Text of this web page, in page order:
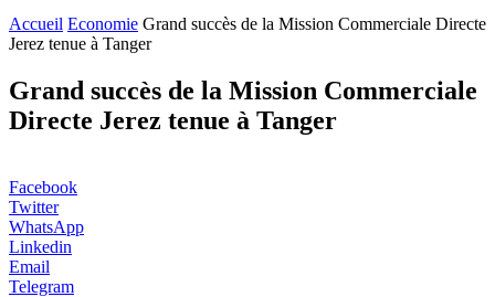
Accueil Economie Grand succès de la Mission Commerciale Directe
Jerez tenue à Tanger
Grand succès de la Mission Commerciale
Directe Jerez tenue à Tanger
Facebook
Twitter
WhatsApp
Linkedin
Email
Telegram